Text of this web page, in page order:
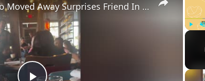
Childhood Bestie Who Moved Away Surprises Friend In Restaurant | Happily TV